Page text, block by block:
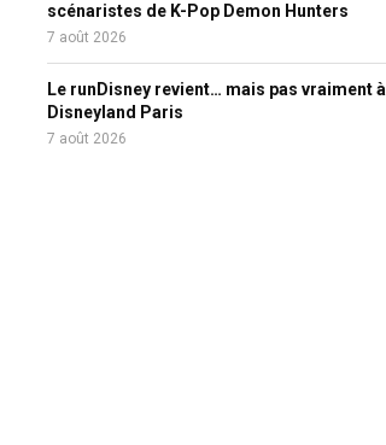
scénaristes de K-Pop Demon Hunters
7 août 2026
Le runDisney revient… mais pas vraiment à
Disneyland Paris
7 août 2026